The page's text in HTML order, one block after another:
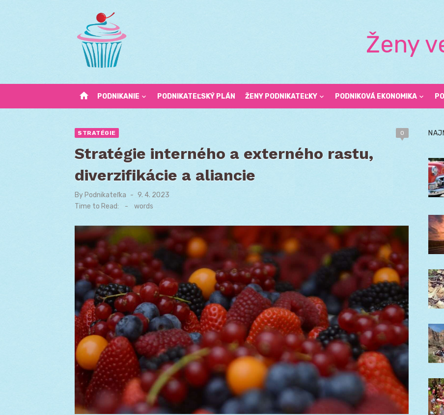
Ženy
home PODNIKANIE PODNIKATEĽSKÝ PLÁN ŽENY PODNIKATEĽKY PODNIKOVÁ EKONOMIKA
STRATÉGIE 0
Stratégie interného a externého rastu,
diverzifikácie a aliancie
ByPodnikateľka
Posted
on
9. 4. 2023
Time to Read:
- words